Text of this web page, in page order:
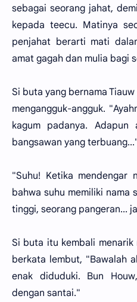
sebagai seorang jahat,
kepada teecu. Matinya
penjahat berarti mati
amat gagah dan mulia bagi
Si buta yang bernama
mengangguk-angguk.
kagum padanya. Adapun
bangsawan yang
"Suhu! Ketika mendengar
bahwa suhu memiliki nama
tinggi, seorang pangeran...
Si buta itu kembali
berkata lembut, "Bawalah
enak diduduki. Bun
dengan santai."